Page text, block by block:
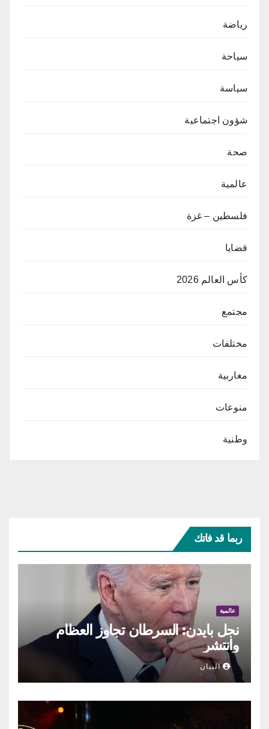
رياضة
سياحة
سياسة
شؤون اجتماعية
صحة
عالمية
فلسطين – غزة
قضايا
كأس العالم 2026
مجتمع
مختلفات
مغاربية
منوعات
وطنية
ربما قد فاتك
عالمية
نجل بايدن: السرطان تجاوز العظام
وانتشر
البيان